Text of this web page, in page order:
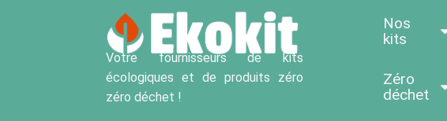
Votre fournisseurs de kits
écologiques et de produits zéro
zéro déchet !
Nos
kits
Zéro
déchet